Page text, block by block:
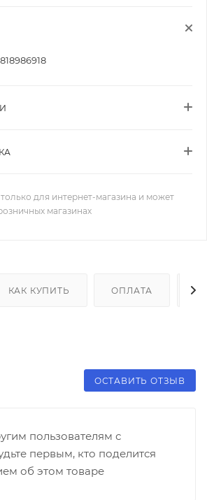
для интернет-магазина и может
магазинах
КАК КУПИТЬ ОПЛАТА
ОСТАВИТЬ ОТЗЫВ
пользователям с
первым, кто поделится
об этом товаре